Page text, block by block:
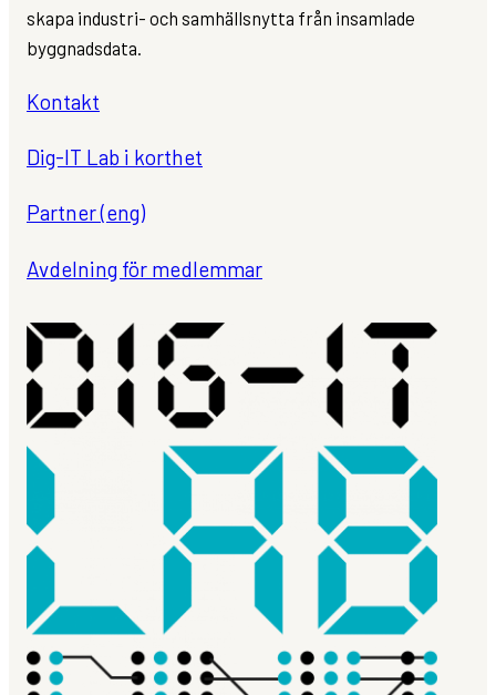
skapa industri- och samhällsnytta från insamlade
byggnadsdata.
Kontakt
Dig-IT Lab i korthet
Partner (eng)
Avdelning för medlemmar